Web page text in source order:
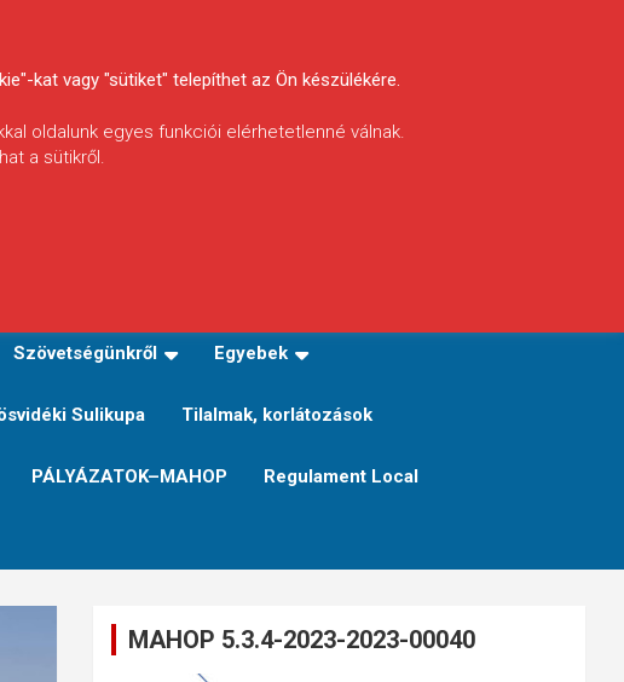
Szövetségünkről Egyebek
Sulikupa Tilalmak, korlátozások
PÁLYÁZATOK–MAHOP Regulament Local
MAHOP 5.3.4-2023-2023-00040
kat vagy "sütiket" telepíthet az Ön készülékére.
oldalunk egyes funkciói elérhetetlenné válnak.
a sütikről.